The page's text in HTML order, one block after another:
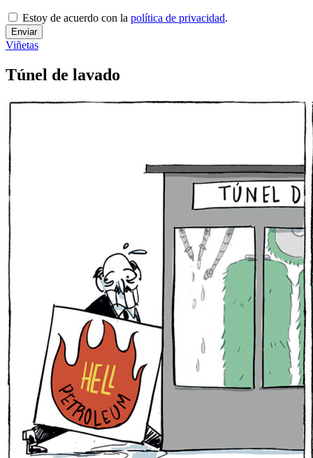
Estoy de acuerdo con la política de privacidad.
Viñetas
Túnel de lavado